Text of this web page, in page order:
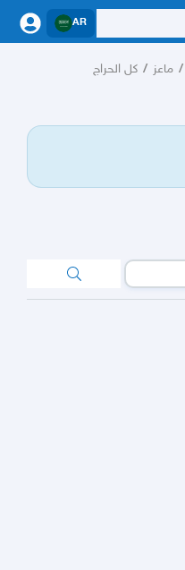
AR
/ ماعز / كل الحراج